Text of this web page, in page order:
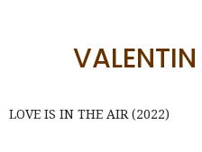
LOVE IS IN THE AIR (2022)
HEART